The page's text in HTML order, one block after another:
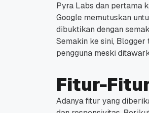
Pyra Labs dan pertama
Google memutuskan
dibuktikan dengan
Semakin ke sini,
pengguna meski
Fitur-
Adanya fitur yang